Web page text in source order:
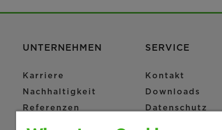
UNTERNEHMEN
Karriere
Nachhaltigkeit
Referenzen
SERVICE
Kontakt
Downloads
Datenschutz